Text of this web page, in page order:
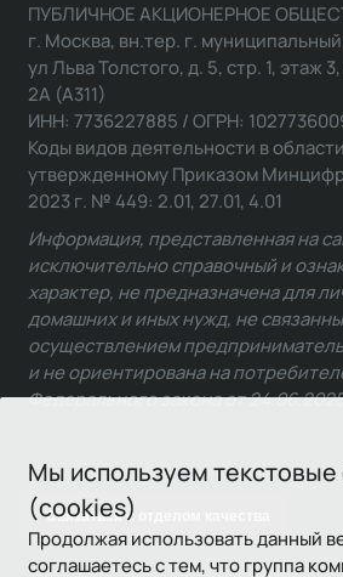
Мы используем
(cookies)
Продолжая использовать данный
соглашаетесь с тем, что группа
Связаться с отделом качества
ПУБЛИЧНОЕ АКЦИОНЕРНОЕ
г. Москва, вн.тер. г.
ул Льва Толстого, д. 5, стр. 1, этаж
2А (А311)
ИНН: 7736227885 / ОГРН:
Коды видов деятельности в
утвержденному Приказом
2023 г. № 449: 2.01, 27.01, 4.01
Информация, представленная на
исключительно справочный и
характер, не предназначена для
домашних и иных нужд, не
осуществлением
и не ориентирована на
Федерального закона от